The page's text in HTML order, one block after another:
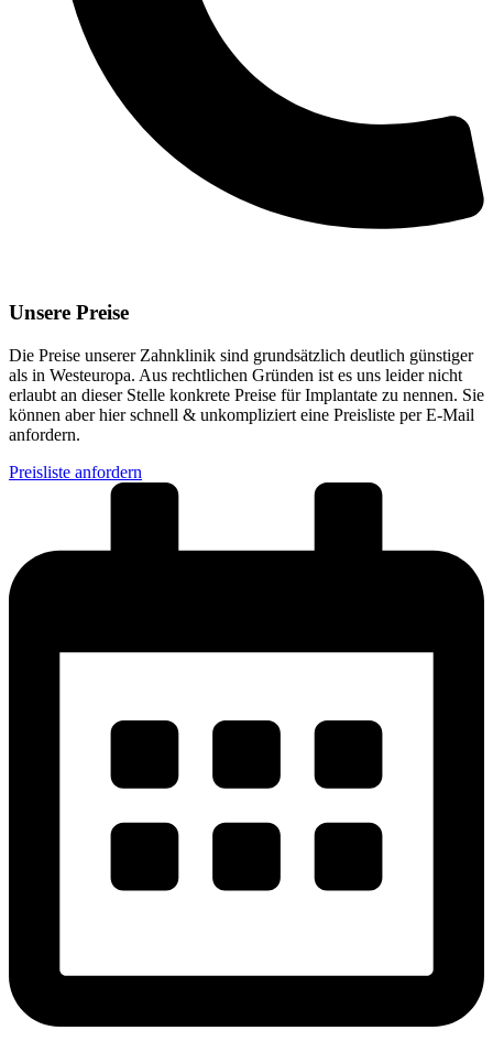
Unsere Preise
Die Preise unserer Zahnklinik sind grundsätzlich deutlich günstiger
als in Westeuropa. Aus rechtlichen Gründen ist es uns leider nicht
erlaubt an dieser Stelle konkrete Preise für Implantate zu nennen. Sie
können aber hier schnell & unkompliziert eine Preisliste per E-Mail
anfordern.
Preisliste anfordern